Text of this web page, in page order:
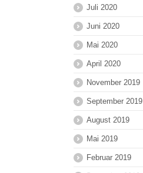
Juli 2020
Juni 2020
Mai 2020
April 2020
November 2019
September 2019
August 2019
Mai 2019
Februar 2019